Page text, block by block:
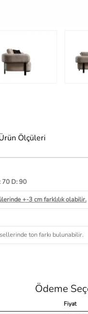
Ölçüleri
70 D: 90
+-3 cm farklılık olabilir.
ton farkı bulunabilir.
Ödeme
Fiyat